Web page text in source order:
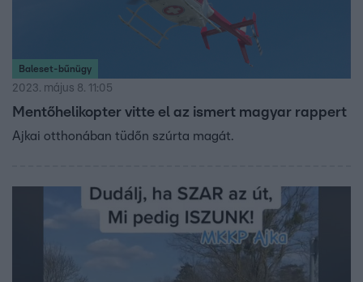
Baleset-bűnügy
2023. május 8. 11:05
Mentőhelikopter vitte el az ismert magyar rappert
Ajkai otthonában tüdőn szúrta magát.